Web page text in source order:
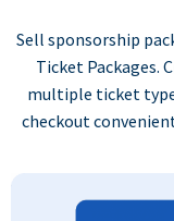
Sell sponsorship
Ticket Packages.
multiple ticket
checkout